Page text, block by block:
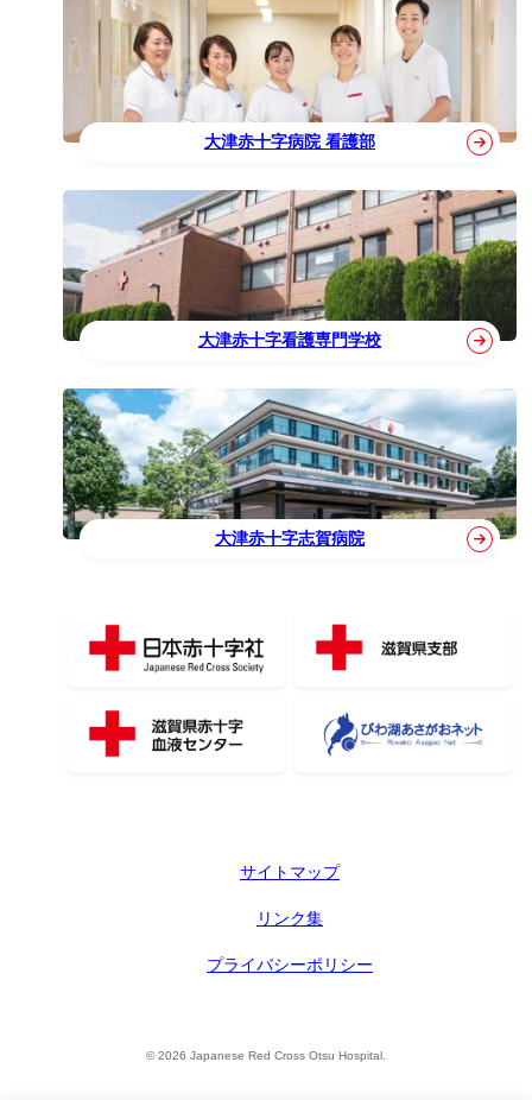
大津赤十字病院 看護部
大津赤十字看護専門学校
大津赤十字志賀病院
サイトマップ
リンク集
プライバシーポリシー
© 2026 Japanese Red Cross Otsu Hospital.